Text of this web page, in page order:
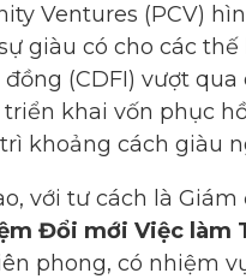
Ventures (PCV)
giàu có cho các thế
(CDFI) vượt
khai vốn phục
khoảng cách giàu
với tư cách là
Đổi mới Việc làm
phong, có nhiệm